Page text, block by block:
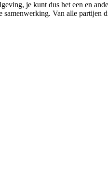
je kunt dus het een en
Van alle